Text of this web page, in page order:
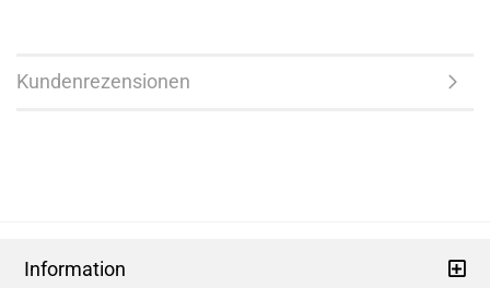
Kundenrezensionen
Information